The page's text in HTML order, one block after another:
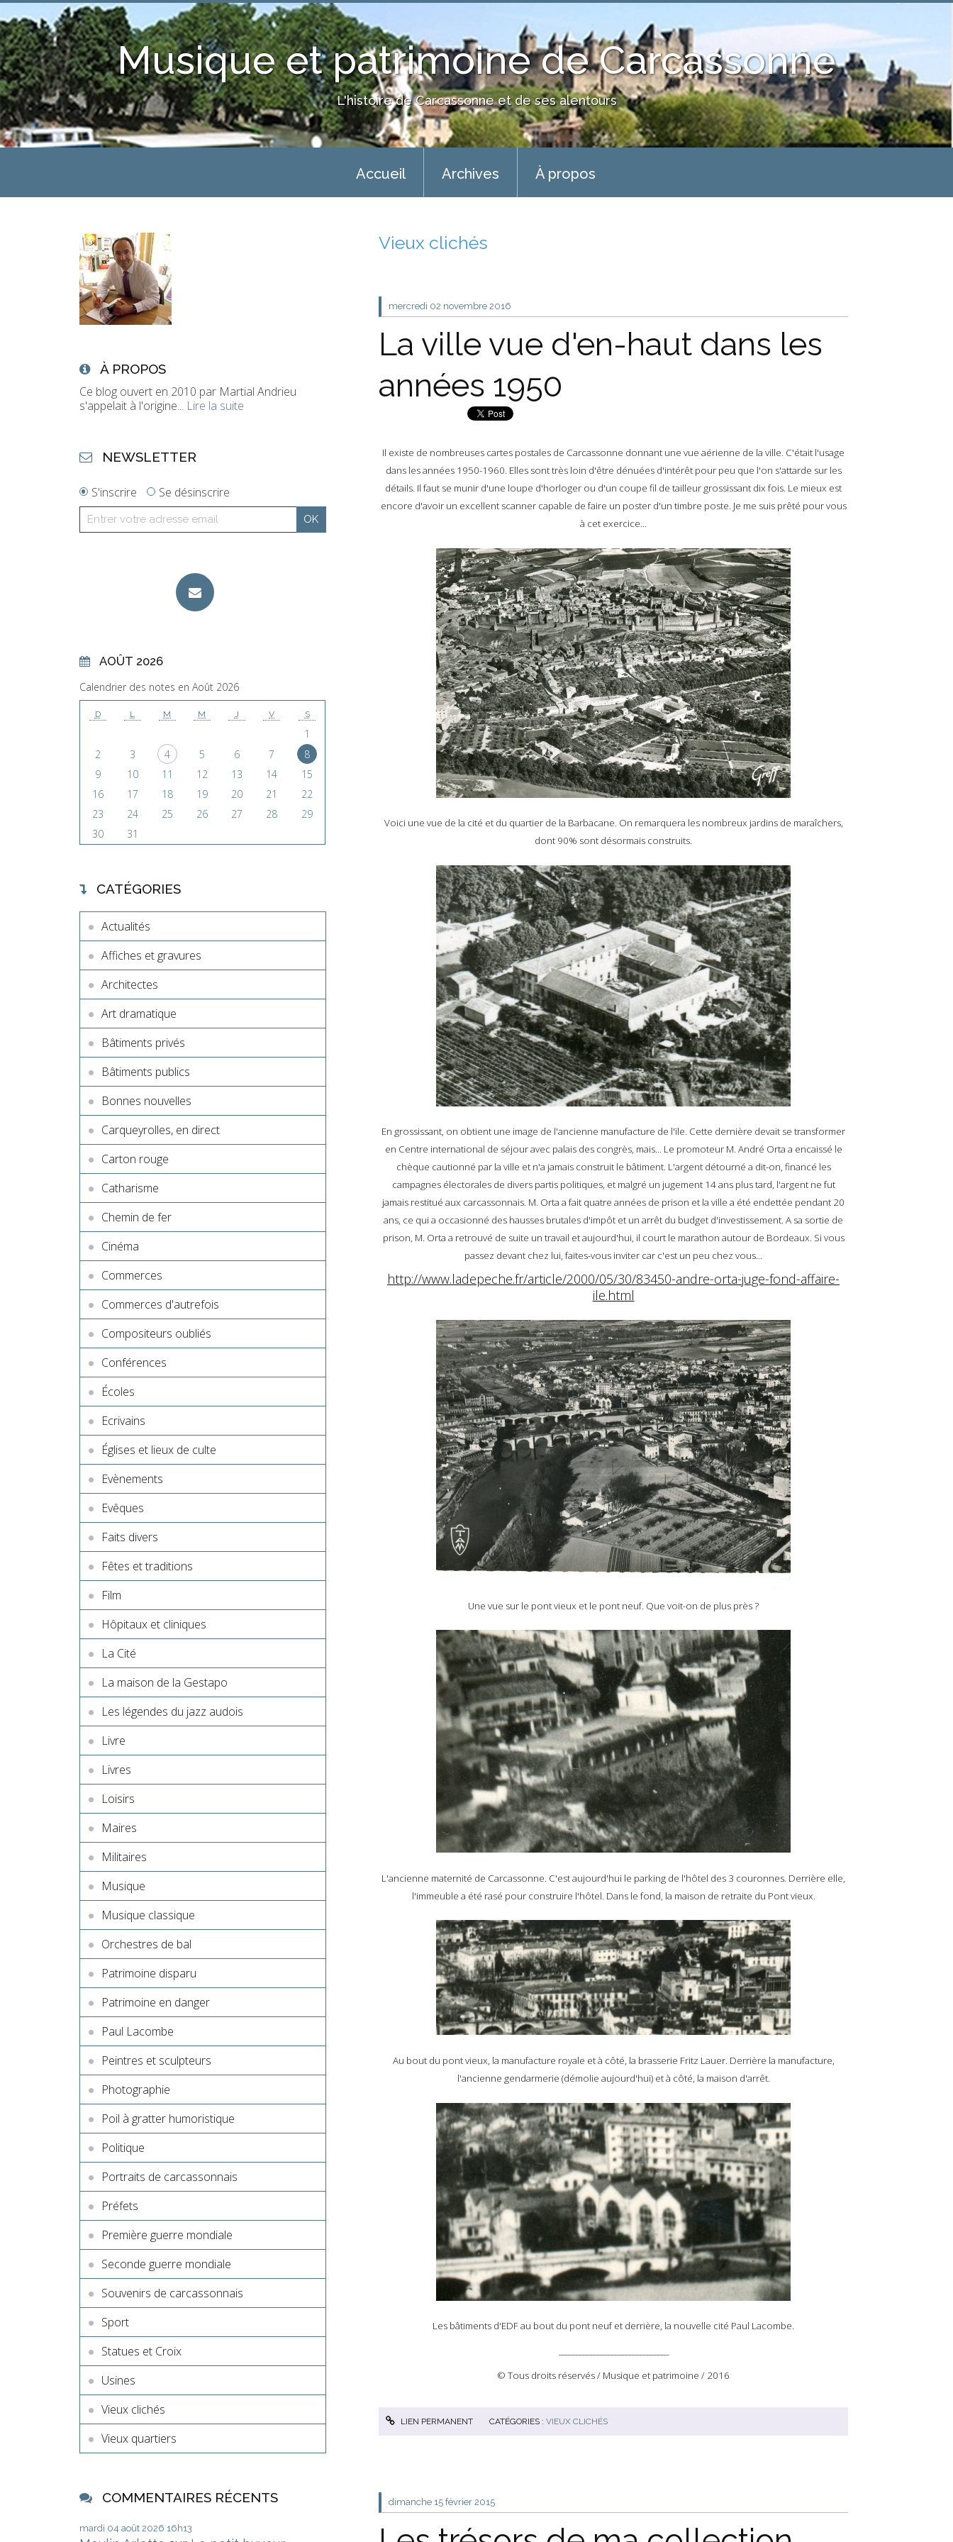
Musique et patrimoine de Carcassonne
L'histoire de Carcassonne et de ses alentours
Accueil Archives À propos
À PROPOS
Ce blog ouvert en 2010 par Martial Andrieu
s'appelait à l'origine... Lire la suite
NEWSLETTER
S'inscrire Se désinscrire
AOÛT 2026
Calendrier des notes en Août 2026
D L M M J V S
1
2
3 4 5 6 7
8
9
10 11 12 13 14
15
16
17 18 19 20 21
22
23
24 25 26 27 28
29
30
31
CATÉGORIES
Actualités
Affiches et gravures
Architectes
Art dramatique
Bâtiments privés
Bâtiments publics
Bonnes nouvelles
Carqueyrolles, en direct
Carton rouge
Catharisme
Chemin de fer
Cinéma
Commerces
Commerces d'autrefois
Compositeurs oubliés
Conférences
Écoles
Ecrivains
Églises et lieux de culte
Evènements
Evêques
Faits divers
Fêtes et traditions
Film
Hôpitaux et cliniques
La Cité
La maison de la Gestapo
Les légendes du jazz audois
Livre
Livres
Loisirs
Maires
Militaires
Musique
Musique classique
Orchestres de bal
Patrimoine disparu
Patrimoine en danger
Paul Lacombe
Peintres et sculpteurs
Photographie
Poil à gratter humoristique
Politique
Portraits de carcassonnais
Préfets
Première guerre mondiale
Seconde guerre mondiale
Souvenirs de carcassonnais
Sport
Statues et Croix
Usines
Vieux clichés
Vieux quartiers
COMMENTAIRES RÉCENTS
mardi 04 août 2026 16h13
Vieux clichés
mercredi 02 novembre 2016
La ville vue d'en-haut dans les
années 1950
Il existe de nombreuses cartes postales de Carcassonne donnant une vue aérienne de la ville. C'était l'usage
dans les années 1950-1960. Elles sont très loin d'être dénuées d'intérêt pour peu que l'on s'attarde sur les
détails. Il faut se munir d'une loupe d'horloger ou d'un coupe fil de tailleur grossissant dix fois. Le mieux est
encore d'avoir un excellent scanner capable de faire un poster d'un timbre poste. Je me suis prêté pour vous
à cet exercice...
Voici une vue de la cité et du quartier de la Barbacane. On remarquera les nombreux jardins de maraîchers,
dont 90% sont désormais construits.
En grossissant, on obtient une image de l'ancienne manufacture de l'ïle. Cette dernière devait se transformer
en Centre international de séjour avec palais des congrès, mais... Le promoteur M. André Orta a encaissé le
chèque cautionné par la ville et n'a jamais construit le bâtiment. L'argent détourné a dit-on, financé les
campagnes électorales de divers partis politiques, et malgré un jugement 14 ans plus tard, l'argent ne fut
jamais restitué aux carcassonnais. M. Orta a fait quatre années de prison et la ville a été endettée pendant 20
ans, ce qui a occasionné des hausses brutales d'impôt et un arrêt du budget d'investissement. A sa sortie de
prison, M. Orta a retrouvé de suite un travail et aujourd'hui, il court le marathon autour de Bordeaux. Si vous
passez devant chez lui, faites-vous inviter car c'est un peu chez vous...
http://www.ladepeche.fr/article/2000/05/30/83450-andre-orta-juge-fond-affaire-
ile.html
Une vue sur le pont vieux et le pont neuf. Que voit-on de plus près ?
L'ancienne maternité de Carcassonne. C'est aujourd'hui le parking de l'hôtel des 3 couronnes. Derrière elle,
l'immeuble a été rasé pour construire l'hôtel. Dans le fond, la maison de retraite du Pont vieux.
Au bout du pont vieux, la manufacture royale et à côté, la brasserie Fritz Lauer. Derrière la manufacture,
l'ancienne gendarmerie (démolie aujourd'hui) et à côté, la maison d'arrêt.
Les bâtiments d'EDF au bout du pont neuf et derrière, la nouvelle cité Paul Lacombe.
© Tous droits réservés / Musique et patrimoine / 2016
LIEN PERMANENT CATÉGORIES : VIEUX CLICHÉS
dimanche 15 février 2015